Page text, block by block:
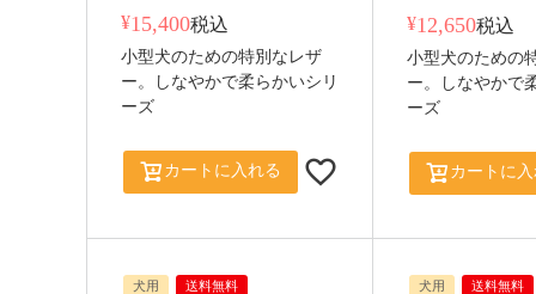
¥15,400税込
小型犬のための特別なレザ
ー。しなやかで柔らかいシリ
ーズ
カートに入れる
¥12,650税込
小型犬のための
ー。しなやかで
ーズ
カートに
犬用 送料無料 犬用 送料無料